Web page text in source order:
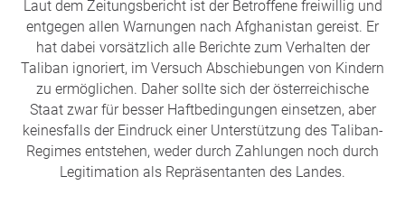
Laut dem Zeitungsbericht ist der Betroffene freiwillig und
entgegen allen Warnungen nach Afghanistan gereist. Er
hat dabei vorsätzlich alle Berichte zum Verhalten der
Taliban ignoriert, im Versuch Abschiebungen von Kindern
zu ermöglichen. Daher sollte sich der österreichische
Staat zwar für besser Haftbedingungen einsetzen, aber
keinesfalls der Eindruck einer Unterstützung des Taliban-
Regimes entstehen, weder durch Zahlungen noch durch
Legitimation als Repräsentanten des Landes.